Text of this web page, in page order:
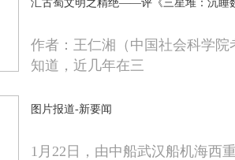
汇古蜀文明之精绝——评《三星堆：沉睡
作者：王仁湘（中国社会科学院
知道，近几年在三
图片报道-新要闻
1月22日，由中船武汉船机海西